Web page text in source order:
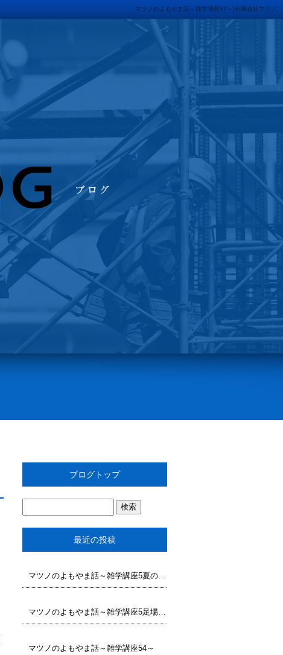
マツノのよもやま話～雑学講座47～|有限会社マツノ
ブログトップ
最近の投稿
マツノのよもやま話～雑学講座54～